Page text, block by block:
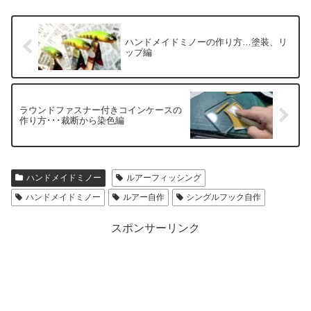
ハンドメイドミノーの作り方…塗装、リ
ップ編
ラウンドファスナー付きコインケースの
作り方･･･裁断から染色編
ハンドメイドミノー
ルアーフィッシング
ハンドメイドミノー
ルアー自作 シングルフック自作
スポンサーリンク